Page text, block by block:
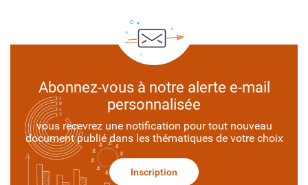
Abonnez-vous à notre alerte e-mail
personnalisée
vous recevrez une notification pour tout nouveau
document publié dans les thématiques de votre choix
Inscription